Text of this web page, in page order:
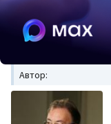
Автор: